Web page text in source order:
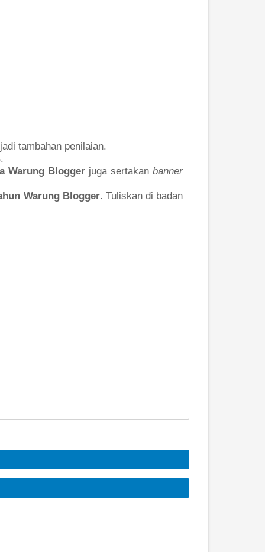
tambahan penilaian.
Warung Blogger juga sertakan banner
Warung Blogger. Tuliskan di badan